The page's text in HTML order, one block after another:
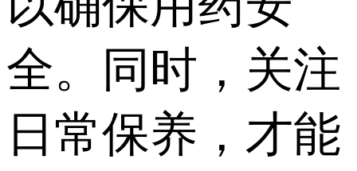
全。同时，关注
日常保养，才能